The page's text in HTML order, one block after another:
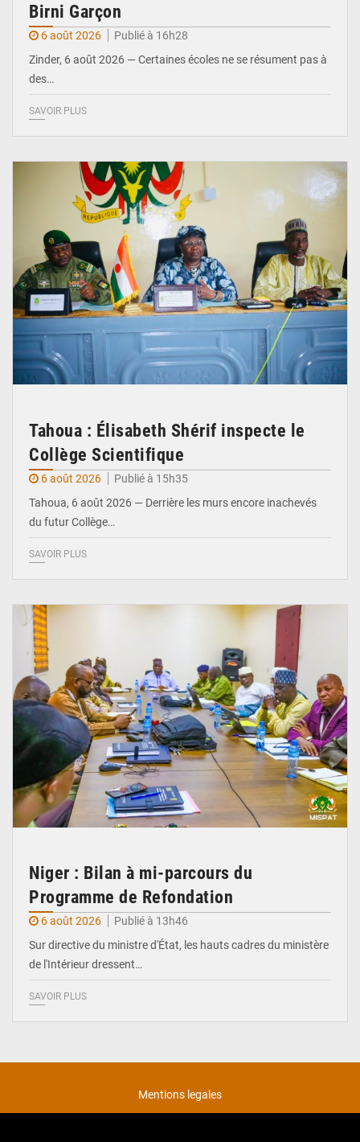
Birni Garçon
6 août 2026
Publié à 16h28
Zinder, 6 août 2026 — Certaines écoles ne se résument pas à
des…
SAVOIR PLUS
Tahoua : Élisabeth Shérif inspecte le
Collège Scientifique
6 août 2026
Publié à 15h35
Tahoua, 6 août 2026 — Derrière les murs encore inachevés
du futur Collège…
SAVOIR PLUS
Niger : Bilan à mi-parcours du
Programme de Refondation
6 août 2026
Publié à 13h46
Sur directive du ministre d'État, les hauts cadres du ministère
de l'Intérieur dressent…
SAVOIR PLUS
Mentions legales